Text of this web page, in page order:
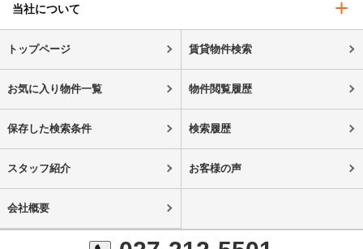
当社について
トップページ 賃貸物件検索
お気に入り物件一覧 物件閲覧履歴
保存した検索条件 検索履歴
スタッフ紹介 お客様の声
会社概要